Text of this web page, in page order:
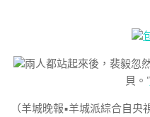
兩人都站起來後，裴毅忽
貝。”
（羊城晚報•羊城派綜合自央